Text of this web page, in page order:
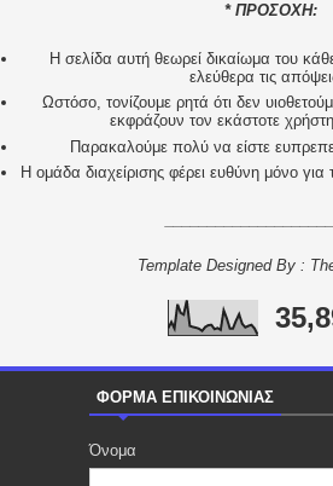
* ΠΡΟΣΟΧΗ:
H σελίδα αυτή θεωρεί δικαίωμα του
ελεύθερα τις
Ωστόσο, τονίζουμε ρητά ότι δεν
εκφράζουν τον εκάστοτε
Παρακαλούμε πολύ να είστε
Η ομάδα διαχείρισης φέρει ευθύνη μόνο
Template Designed By :
ΦΟΡΜΑ ΕΠΙΚΟΙΝΩΝΙΑΣ
Όνομα